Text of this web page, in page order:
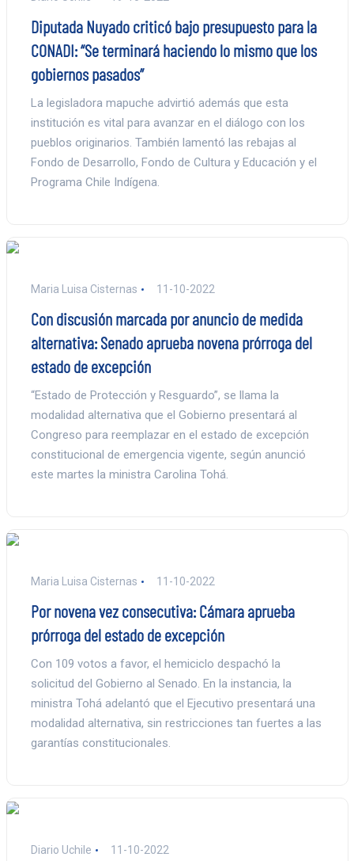
Diputada Nuyado criticó bajo presupuesto para la
CONADI: “Se terminará haciendo lo mismo que los
gobiernos pasados”
La legisladora mapuche advirtió además que esta
institución es vital para avanzar en el diálogo con los
pueblos originarios. También lamentó las rebajas al
Fondo de Desarrollo, Fondo de Cultura y Educación y el
Programa Chile Indígena.
Maria Luisa Cisternas 11-10-2022
Con discusión marcada por anuncio de medida
alternativa: Senado aprueba novena prórroga del
estado de excepción
“Estado de Protección y Resguardo”, se llama la
modalidad alternativa que el Gobierno presentará al
Congreso para reemplazar en el estado de excepción
constitucional de emergencia vigente, según anunció
este martes la ministra Carolina Tohá.
Maria Luisa Cisternas 11-10-2022
Por novena vez consecutiva: Cámara aprueba
prórroga del estado de excepción
Con 109 votos a favor, el hemiciclo despachó la
solicitud del Gobierno al Senado. En la instancia, la
ministra Tohá adelantó que el Ejecutivo presentará una
modalidad alternativa, sin restricciones tan fuertes a las
garantías constitucionales.
Diario Uchile 11-10-2022